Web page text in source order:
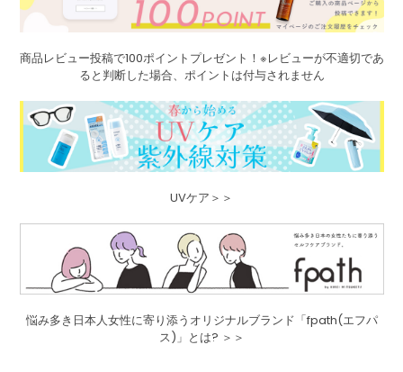
商品レビュー投稿で100ポイントプレゼント！※レビューが不適切であ
ると判断した場合、ポイントは付与されません
UVケア＞＞
悩み多き日本人女性に寄り添うオリジナルブランド「fpath(エフパ
ス)」とは? ＞＞